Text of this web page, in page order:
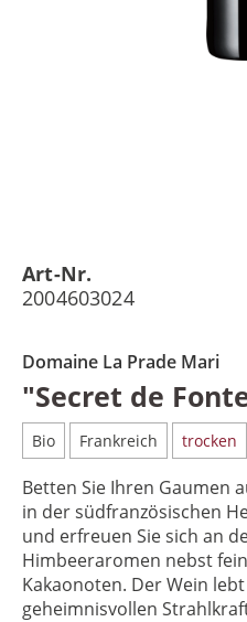
Art-Nr.
2004603024
Domaine La Prade Mari
"Secret de
Bio Frankreich trocken
Betten Sie Ihren Gaumen
in der südfranzösischen
und erfreuen Sie sich an
Himbeeraromen nebst
Kakaonoten. Der Wein
geheimnisvollen